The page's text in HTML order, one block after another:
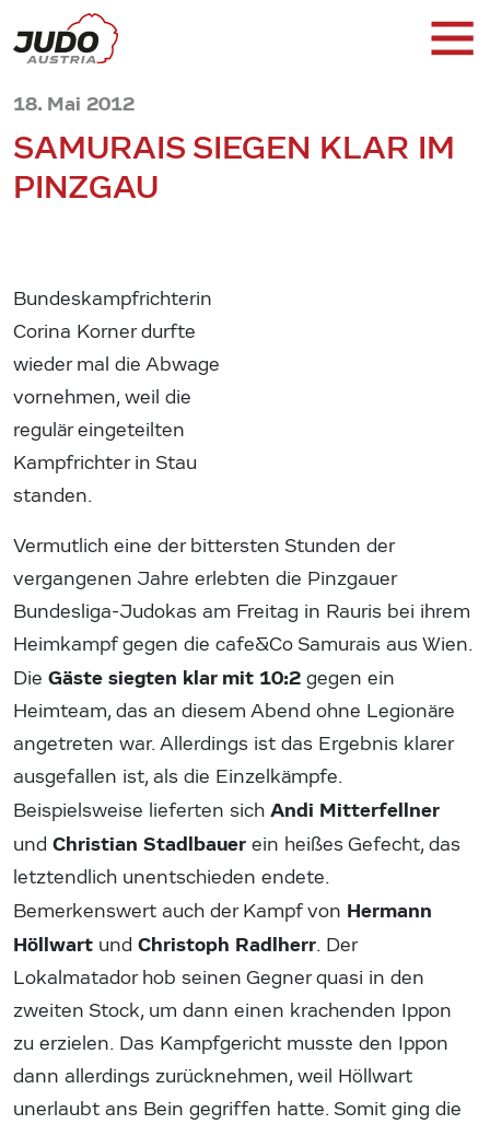
18. Mai 2012
SAMURAIS SIEGEN KLAR IM
PINZGAU
Bundeskampfrichterin
Corina Korner durfte
wieder mal die Abwage
vornehmen, weil die
regulär eingeteilten
Kampfrichter in Stau
standen.
Vermutlich eine der bittersten Stunden der
vergangenen Jahre erlebten die Pinzgauer
Bundesliga-Judokas am Freitag in Rauris bei ihrem
Heimkampf gegen die cafe&Co Samurais aus Wien.
Die Gäste siegten klar mit 10:2 gegen ein
Heimteam, das an diesem Abend ohne Legionäre
angetreten war. Allerdings ist das Ergebnis klarer
ausgefallen ist, als die Einzelkämpfe.
Beispielsweise lieferten sich Andi Mitterfellner
und Christian Stadlbauer ein heißes Gefecht, das
letztendlich unentschieden endete.
Bemerkenswert auch der Kampf von Hermann
Höllwart und Christoph Radlherr. Der
Lokalmatador hob seinen Gegner quasi in den
zweiten Stock, um dann einen krachenden Ippon
zu erzielen. Das Kampfgericht musste den Ippon
dann allerdings zurücknehmen, weil Höllwart
unerlaubt ans Bein gegriffen hatte. Somit ging die